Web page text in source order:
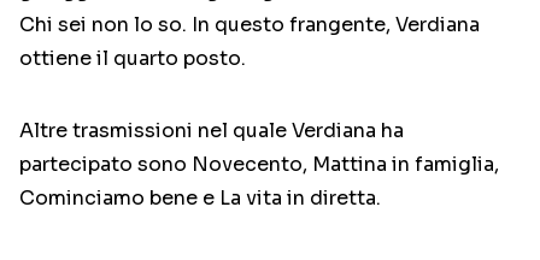
Chi sei non lo so. In questo frangente, Verdiana
ottiene il quarto posto.
Altre trasmissioni nel quale Verdiana ha
partecipato sono Novecento, Mattina in famiglia,
Cominciamo bene e La vita in diretta.